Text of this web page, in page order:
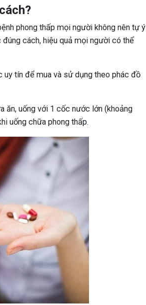
phong thấp mọi người không nên tự ý
cách, hiệu quả mọi người có thể
tín để mua và sử dụng theo phác đồ
ăn, uống với 1 cốc nước lớn (khoảng
uống chữa phong thấp.